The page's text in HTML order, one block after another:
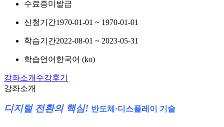
수료증미발급
신청기간1970-01-01 ~ 1970-01-01
학습기간2022-08-01 ~ 2023-05-31
학습언어 한국어 ‎(ko)‎
강좌소개 수강후기
강좌소개
디지털 전환의 핵심! 반도체·디스플레이 기술